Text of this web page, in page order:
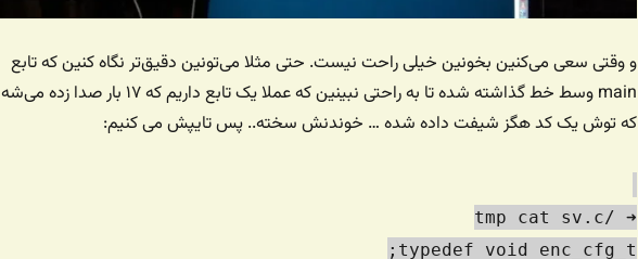
و وقتی سعی می‌کنین بخونین خیلی راحت نیست. حتی مثلا می‌تونین دقیق‌تر نگاه کنین که تابع
main وسط خط گذاشته شده تا به راحتی نبینین که عملا یک تابع داریم که ۱۷ بار صدا زده می‌شه
که توش یک کد هگز شیفت داده شده … خوندنش سخته.. پس تایپش می کنیم:
➜ /tmp cat sv.c
typedef void enc_cfg_t;